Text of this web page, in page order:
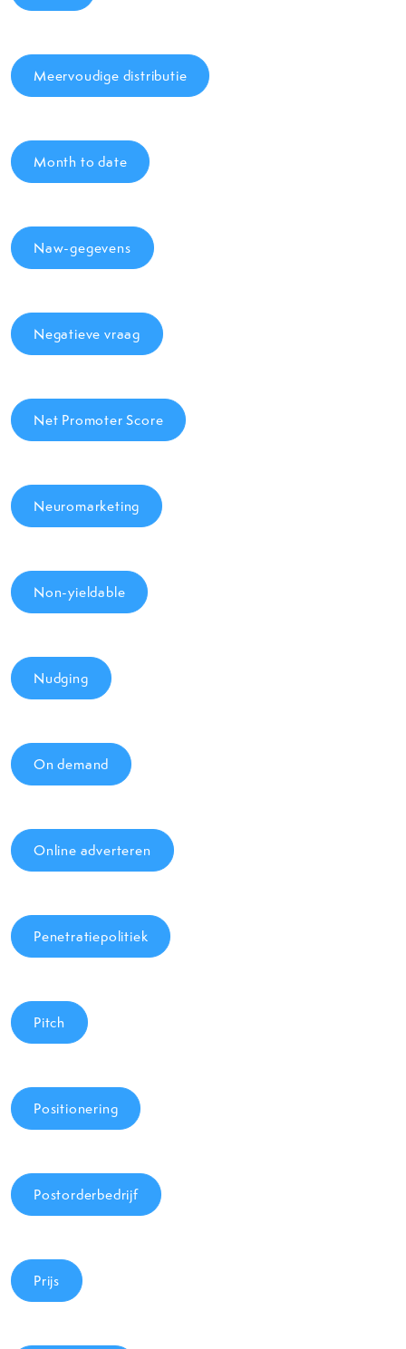
Meervoudige distributie
Month to date
Naw-gegevens
Negatieve vraag
Net Promoter Score
Neuromarketing
Non-yieldable
Nudging
On demand
Online adverteren
Penetratiepolitiek
Pitch
Positionering
Postorderbedrijf
Prijs